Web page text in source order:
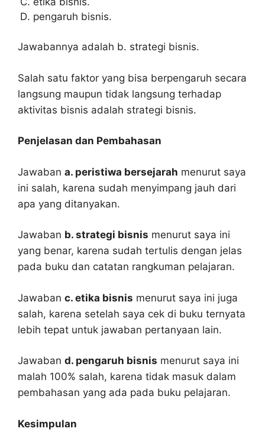
pengaruh bisnis.
Jawabannya adalah b. strategi bisnis.
Salah satu faktor yang bisa berpengaruh secara
langsung maupun tidak langsung terhadap
aktivitas bisnis adalah strategi bisnis.
Penjelasan dan Pembahasan
Jawaban a. peristiwa bersejarah menurut saya
ini salah, karena sudah menyimpang jauh dari
apa yang ditanyakan.
Jawaban b. strategi bisnis menurut saya ini
yang benar, karena sudah tertulis dengan jelas
pada buku dan catatan rangkuman pelajaran.
Jawaban c. etika bisnis menurut saya ini juga
salah, karena setelah saya cek di buku ternyata
lebih tepat untuk jawaban pertanyaan lain.
Jawaban d. pengaruh bisnis menurut saya ini
malah 100% salah, karena tidak masuk dalam
pembahasan yang ada pada buku pelajaran.
Kesimpulan